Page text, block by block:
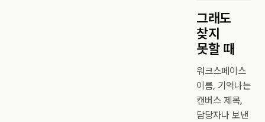
그래도
찾지
못할 때
워크스페이스
이름, 기억나는
캔버스 제목,
담당자나 보낸